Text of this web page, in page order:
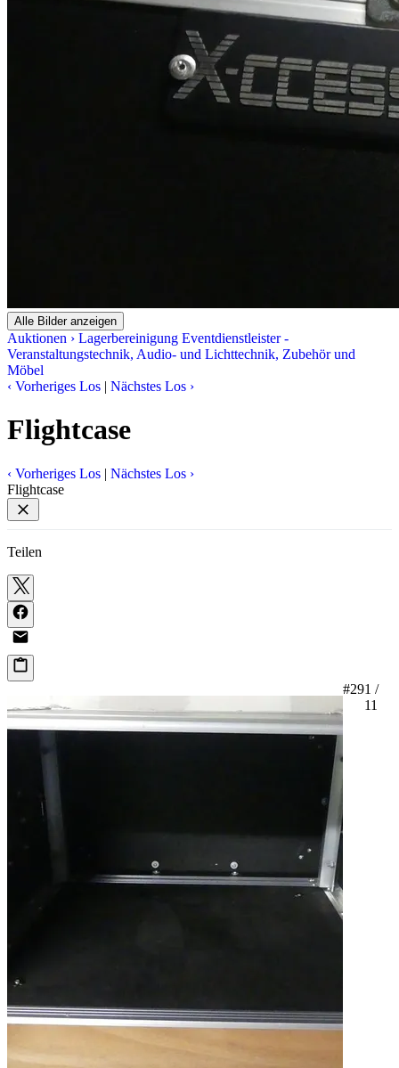
Alle Bilder anzeigen
Auktionen › Lagerbereinigung Eventdienstleister -
Veranstaltungstechnik, Audio- und Lichttechnik, Zubehör und
Möbel
‹ Vorheriges Los | Nächstes Los ›
Flightcase
‹ Vorheriges Los | Nächstes Los ›
Flightcase
Teilen
#291 /
11